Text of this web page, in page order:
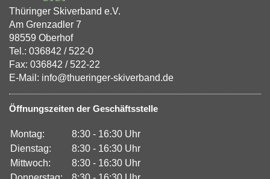
Thüringer Skiverband e.V.
Am Grenzadler 7
98559 Oberhof
Tel.: 036842 / 522-0
Fax: 036842 / 522-22
E-Mail: info@thueringer-skiverband.de
Öffnungszeiten der Geschäftsstelle
Montag:
8:30 - 16:30 Uhr
Dienstag:
8:30 - 16:30 Uhr
Mittwoch:
8:30 - 16:30 Uhr